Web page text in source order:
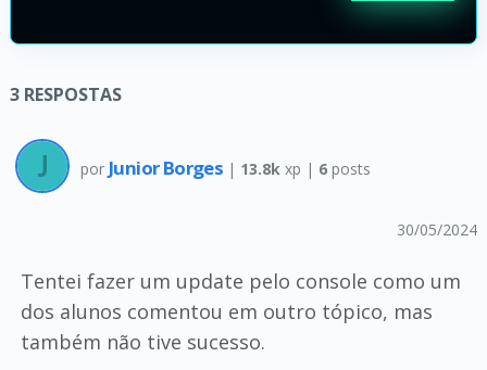
3 RESPOSTAS
por Junior Borges | 13.8kxp | 6posts
30/05/2024
Tentei fazer um update pelo console como um
dos alunos comentou em outro tópico, mas
também não tive sucesso.